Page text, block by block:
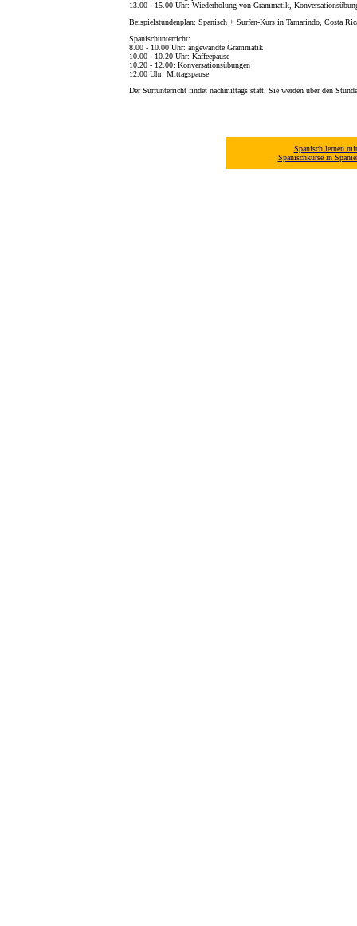
13.00 - 15.00 Uhr: Wiederholung von Grammatik,
Beispielstundenplan: Spanisch + Surfen-Kurs in Tamarindo, Costa
Spanischunterricht:
8.00 - 10.00 Uhr: angewandte Grammatik
10.00 - 10.20 Uhr: Kaffeepause
10.20 - 12.00: Konversationsübungen
12.00 Uhr: Mittagspause
Der Surfunterricht findet nachmittags statt. Sie werden über den
Spanisch lernen
Spanischkurse in